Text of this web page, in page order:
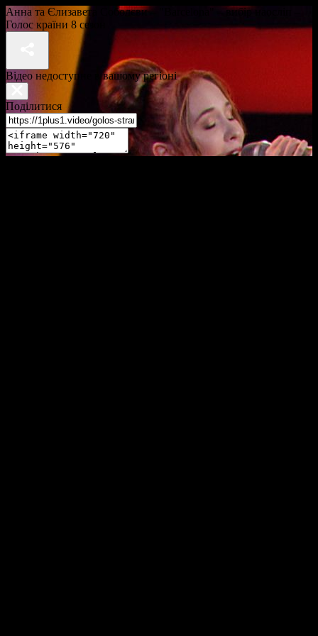
Анна та Єлизавета Соболєви – "Barcelona" – вибір наосліп –
Голос країни 8 сезон
Відео недоступне в вашому регіоні
Поділитися